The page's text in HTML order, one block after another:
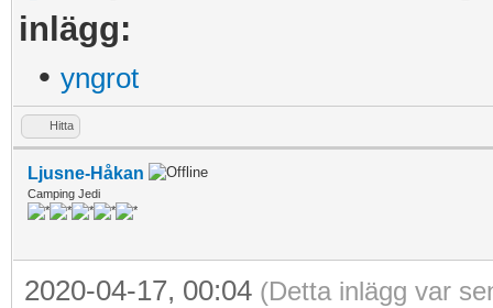
inlägg:
• yngrot
Hitta
Ljusne-Håkan
Camping Jedi
2020-04-17, 00:04 (Detta inlägg var